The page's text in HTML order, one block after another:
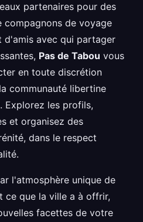
partenaires pour des
compagnons de voyage
d'amis avec qui partager
Pas de Tabou vous
en toute discrétion
communauté libertine
Explorez les profils,
et organisez des
dans le respect
l'atmosphère unique de
que la ville a à offrir,
facettes de votre